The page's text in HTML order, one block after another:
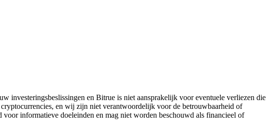
investeringsbeslissingen en Bitrue is niet aansprakelijk voor eventuele verliezen die
en wij zijn niet verantwoordelijk voor de betrouwbaarheid of
informatieve doeleinden en mag niet worden beschouwd als financieel of